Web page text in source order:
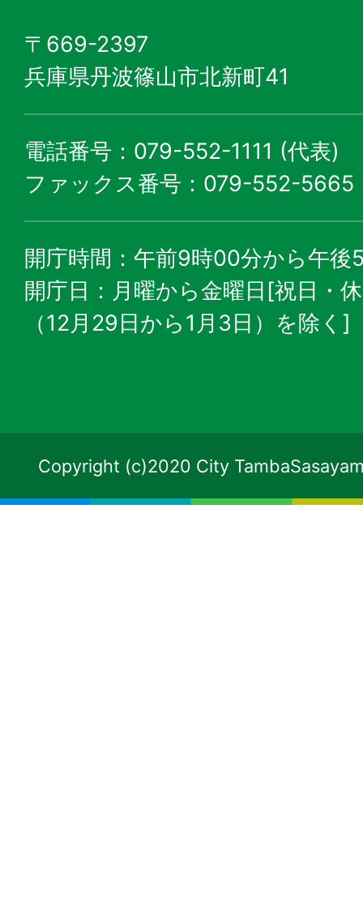
〒669-2397
兵庫県丹波篠山市北新町41
電話番号：079-552-1111 (代表)
ファックス番号：079-552-5665
開庁時間：午前9時00分から午後
開庁日：月曜から金曜日[祝日・
（12月29日から1月3日）を除く]
Copyright (c)2020 City